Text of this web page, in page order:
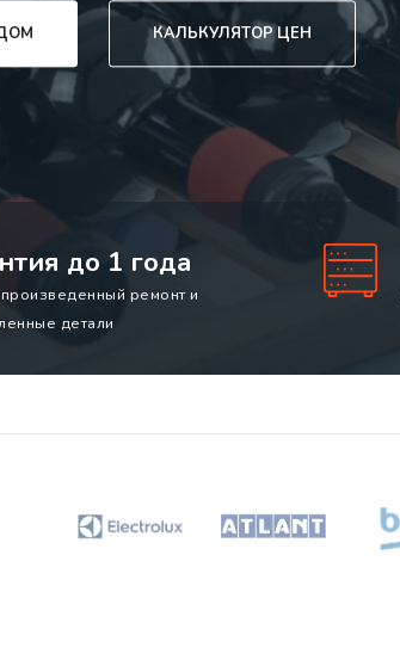
КАЛЬКУЛЯТОР ЦЕН
до 1 года
ремонт и
детали